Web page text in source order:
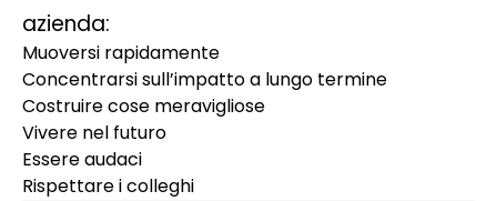
azienda:
Muoversi rapidamente
Concentrarsi sull’impatto a lungo termine
Costruire cose meravigliose
Vivere nel futuro
Essere audaci
Rispettare i colleghi